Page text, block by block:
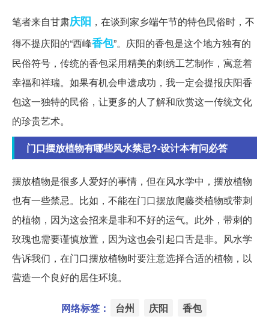
笔者来自甘肃庆阳 ，在谈到家乡端午节的特色民俗时，不
得不提庆阳的“西峰香包”。庆阳的香包是这个地方独有的
民俗符号，传统的香包采用精美的刺绣工艺制作，寓意着
幸福和祥瑞。如果有机会申遗成功，我一定会提报庆阳香
包这一独特的民俗，让更多的人了解和欣赏这一传统文化
的珍贵艺术。
门口摆放植物有哪些风水禁忌?-设计本有问必答
摆放植物是很多人爱好的事情，但在风水学中，摆放植物
也有一些禁忌。比如，不能在门口摆放爬藤类植物或带刺
的植物，因为这会招来是非和不好的运气。此外，带刺的
玫瑰也需要谨慎放置，因为这也会引起口舌是非。风水学
告诉我们，在门口摆放植物时要注意选择合适的植物，以
营造一个良好的居住环境。
网络标签： 台州 庆阳 香包